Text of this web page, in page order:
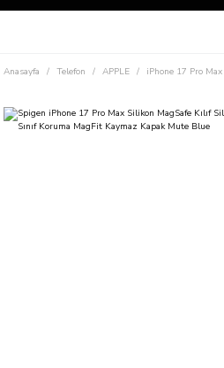
Süper İndirimli
Anasayfa Telefon APPLE iPhone 17 Pro Max